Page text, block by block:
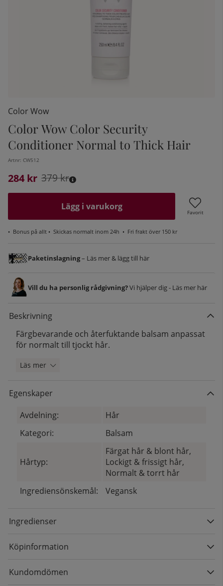
Color Wow
Color Wow Color Security
Conditioner Normal to Thick Hair
Artnr: CW512
284 kr
Ordinarie pris:
379kr
Lägg i varukorg
Favorit
• Bonus på allt • Skickas normalt inom 24h • Fri frakt över 150 kr
Paketinslagning– Läs mer & lägg till här
Vill du ha personlig rådgivning?Vi hjälper dig - Läs mer här
Beskrivning
Färgbevarande och återfuktande balsam anpassat
för normalt till tjockt hår.
Läs mer
Egenskaper
Avdelning:
Hår
Kategori:
Balsam
Hårtyp:
Färgat hår & blont hår,
Lockigt & frissigt hår,
Normalt & torrt hår
Ingrediensönskemål:
Vegansk
Ingredienser
Köpinformation
Kundomdömen